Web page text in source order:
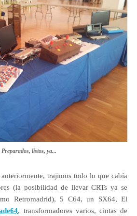
Preparados, listos, ya...
trajimos todo lo que cabía
(la posibilidad de llevar CRTs ya se
Retromadrid), 5 C64, un SX64, El
, transformadores varios, cintas de